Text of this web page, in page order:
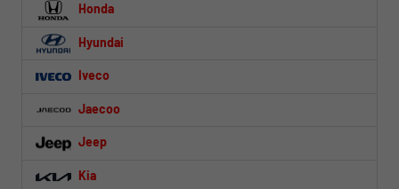
Honda
Hyundai
Iveco
Jaecoo
Jeep
Kia